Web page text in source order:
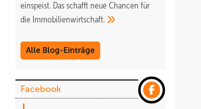
einspeist. Das schafft neue Chancen für
die Immobilienwirtschaft.
Alle Blog-Einträge
Facebook